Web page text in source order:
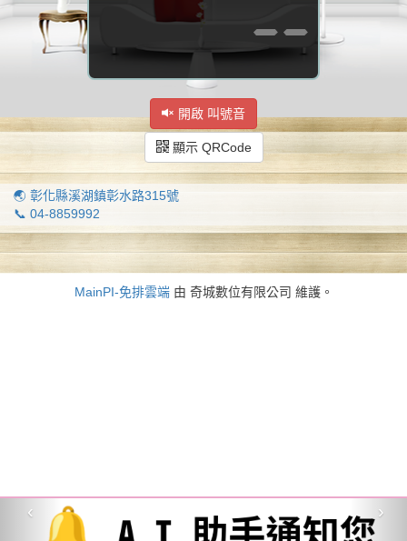
--
開啟 叫號音
顯示 QRCode
🌏 彰化縣溪湖鎮彰水路315號
📞 04-8859992
‹ ›
MainPI-免排雲端由 奇城數位有限公司 維護。